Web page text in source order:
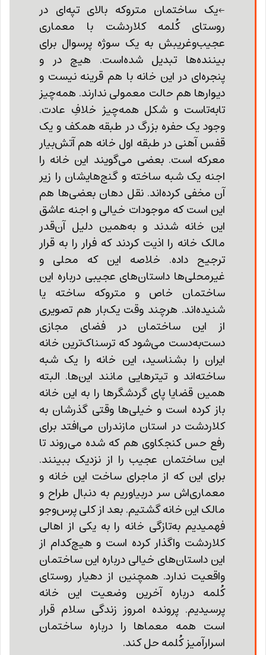
←یک ساختمان متروکه بالای تپه‌ای در
روستای کُلمه کلاردشت با معماری
عجیب‌و‌غریبش به یک سوژه پرسوال برای
بیننده‌ها تبدیل شده‌است. هیچ در و
پنجره‌ای در این خانه با هم قرینه نیست و
دیوارها هم حالت معمولی ندارند. همه‌چیز
تابه‌تاست و شکل همه‌چیز خلافِ عادت.
وجود یک حفره بزرگ در طبقه همکف و یک
قفس آهنی در طبقه اول خانه هم آتش‌بیار
معرکه است. بعضی می‌گویند این خانه را
اجنه یک شبه ساخته‌ و گنج‌هایشان را زیر
آن مخفی کرده‌اند. نقل دهان بعضی‌ها هم
این است که موجودات خیالی و اجنه عاشق
این خانه شدند و به‌همین دلیل آن‌قدر
مالک خانه را اذیت ‌کردند که فرار را به قرار
ترجیح داده. خلاصه این که محلی‌ و
غیرمحلی‌ها داستان‌های عجیبی درباره این
ساختمان خاص و متروکه ساخته یا
شنیده‌اند. هرچند وقت یک‌بار هم تصویری
از این ساختمان در فضای مجازی
دست‌به‌دست‌ می‌شود که ترسناک‌ترین خانه
ایران را بشناسید، این خانه را یک شبه
ساخته‌اند و تیترهایی مانند این‌ها. البته
همین قضایا پای گردشگرها را به این خانه
باز کرده ‌است و خیلی‌ها وقتی گذرشان به
کلاردشت در استان مازندران می‌افتد برای
رفع حس کنجکاوی هم که شده می‌روند تا
این ساختمان عجیب را از نزدیک ببینند.
برای این که از ماجرای ساخت این خانه و
معماری‌اش سر دربیاوریم به دنبال طراح و
مالک این خانه گشتیم. بعد از کلی پرس‌و‌جو
فهمیدیم به‌تازگی خانه را به یکی از اهالی
کلاردشت واگذار کرده ‌است و هیچ‌کدام از
این داستان‌های خیالی درباره این ساختمان
واقعیت ندارد. همچنین از دهیار روستای
کُلمه درباره آخرین وضعیت این خانه
پرسیدیم. پرونده امروز زندگی سلام قرار
است همه معماها را درباره ساختمان
اسرارآمیز کُلمه حل ‌کند.